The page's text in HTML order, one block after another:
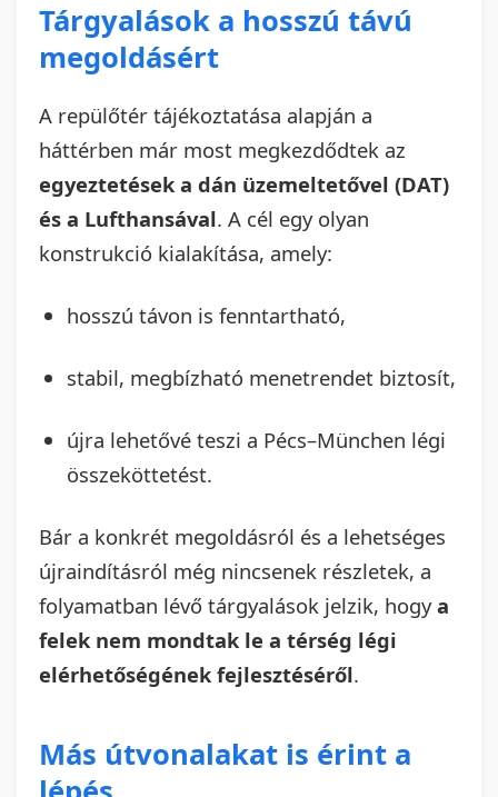
Tárgyalások a hosszú távú
megoldásért
A repülőtér tájékoztatása alapján a
háttérben már most megkezdődtek az
egyeztetések a dán üzemeltetővel (DAT)
és a Lufthansával. A cél egy olyan
konstrukció kialakítása, amely:
hosszú távon is fenntartható,
stabil, megbízható menetrendet biztosít,
újra lehetővé teszi a Pécs–München légi
összeköttetést.
Bár a konkrét megoldásról és a lehetséges
újraindításról még nincsenek részletek, a
folyamatban lévő tárgyalások jelzik, hogya
felek nem mondtak le a térség légi
elérhetőségének fejlesztéséről.
Más útvonalakat is érint a